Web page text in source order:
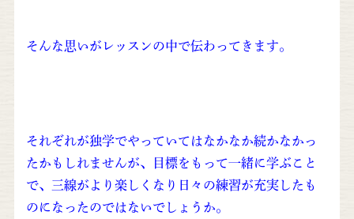
そんな思いがレッスンの中で伝わってきます。
それぞれが独学でやっていてはなかなか続かなかっ
たかもしれませんが、目標をもって一緒に学ぶこと
で、三線がより楽しくなり日々の練習が充実したも
のになったのではないでしょうか。